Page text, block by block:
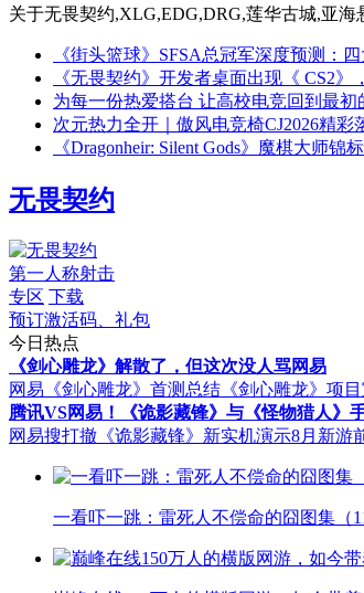
关于无畏契约,XLG,EDG,DRG,莲华古城,亚海
《街头篮球》SFSA总冠军深度预测：
《无畏契约》开发者桌面出现《 CS2》
为每一份热爱搭台 让高校电竞回到最初
次元热力全开｜傲风电竞椅CJ2026精彩
《Dragonheir: Silent Gods》魔棋大师锦
无畏契约
第一人称射击
专区 下载
预订激活码、礼包
今日热点
《剑心雕龙》解散了，但这次没人骂网易
网易《剑心雕龙》首测总结 《剑心雕龙》项
腾讯VS网易！《诡影藏锋》与《怪物猎人》
网易搜打撤《诡影藏锋》新实机演示8月新游
一看吓一跳：雷死人不偿命的囧图集（